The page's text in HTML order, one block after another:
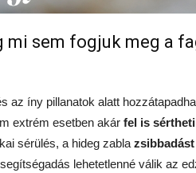
mi sem fogjuk meg a
az íny pillanatok alatt
extrém esetben akár fel is
sérülés, a hideg zabla
lehetetlenné válik az